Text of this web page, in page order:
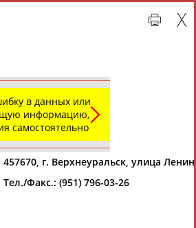
отрасли
в данных или
информацию,
самостоятельно
457670, г. Верхнеуральск, улица
Тел./Факс.: (951) 796-03-26